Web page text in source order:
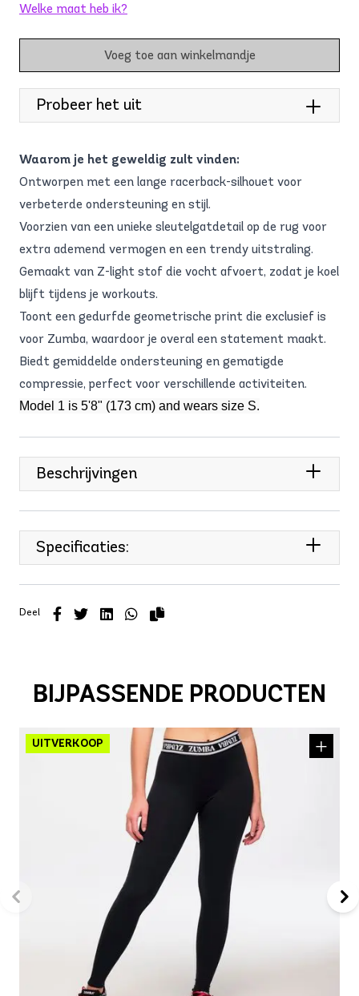
Welke maat heb ik?
Voeg toe aan winkelmandje
Probeer het uit
Waarom je het geweldig zult vinden:
Ontworpen met een lange racerback-silhouet voor
verbeterde ondersteuning en stijl.
Voorzien van een unieke sleutelgatdetail op de rug voor
extra ademend vermogen en een trendy uitstraling.
Gemaakt van Z-light stof die vocht afvoert, zodat je koel
blijft tijdens je workouts.
Toont een gedurfde geometrische print die exclusief is
voor Zumba, waardoor je overal een statement maakt.
Biedt gemiddelde ondersteuning en gematigde
compressie, perfect voor verschillende activiteiten.
Model 1 is 5'8" (173 cm) and wears size S.
Beschrijvingen
Specificaties:
Deel
BIJPASSENDE PRODUCTEN